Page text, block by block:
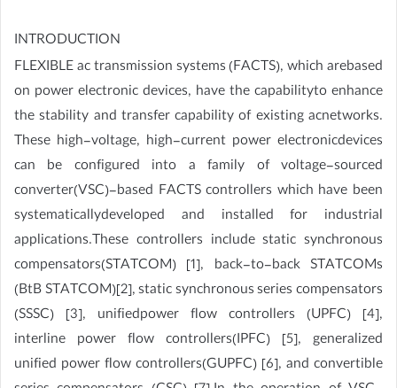
INTRODUCTION
FLEXIBLE ac transmission systems (FACTS), which arebased
on power electronic devices, have the capabilityto enhance
the stability and transfer capability of existing acnetworks.
These high-voltage, high-current power electronicdevices
can be configured into a family of voltage-sourced
converter(VSC)-based FACTS controllers which have been
systematicallydeveloped and installed for industrial
applications.These controllers include static synchronous
compensators(STATCOM) [1], back-to-back STATCOMs
(BtB STATCOM)[2], static synchronous series compensators
(SSSC) [3], unifiedpower flow controllers (UPFC) [4],
interline power flow controllers(IPFC) [5], generalized
unified power flow controllers(GUPFC) [6], and convertible